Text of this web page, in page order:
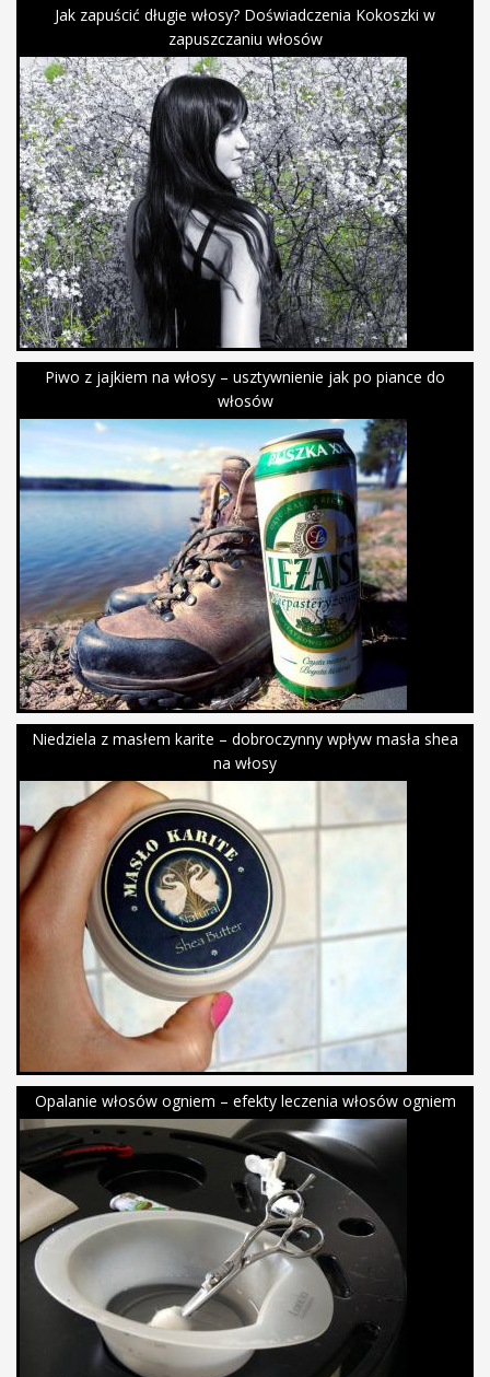
Jak zapuścić długie włosy? Doświadczenia Kokoszki w
zapuszczaniu włosów
Piwo z jajkiem na włosy – usztywnienie jak po piance do
włosów
Niedziela z masłem karite – dobroczynny wpływ masła shea
na włosy
Opalanie włosów ogniem – efekty leczenia włosów ogniem